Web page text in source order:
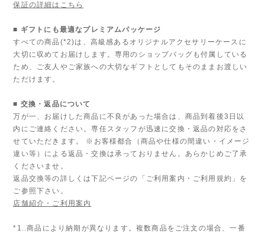
保証の詳細はこちら
■ ギフトにも最適なプレミアムパッケージ
すべての商品(*2)は、高級感あるオリジナルアクセサリーケースに
大切に収めてお届けします。専用のショップバッグも付属している
ため、ご友人やご家族への大切なギフトとしてもそのままお渡しい
ただけます。
■ 交換・返品について
万が一、お届けした商品に不良があった場合は、商品到着後3日以
内にご連絡ください。専任スタッフが迅速に交換・返品の対応をさ
せていただきます。 ※お客様都合（商品や仕様の間違い・イメージ
違い等）による返品・交換は承っておりません。あらかじめご了承
くださいませ。
返品交換等の詳しくは下記ページの「ご利用案内・ご利用規約」を
ご参照下さい。
店舗紹介・ご利用案内
*1..商品により納期が異なります。複数商品をご注文の場合、一番